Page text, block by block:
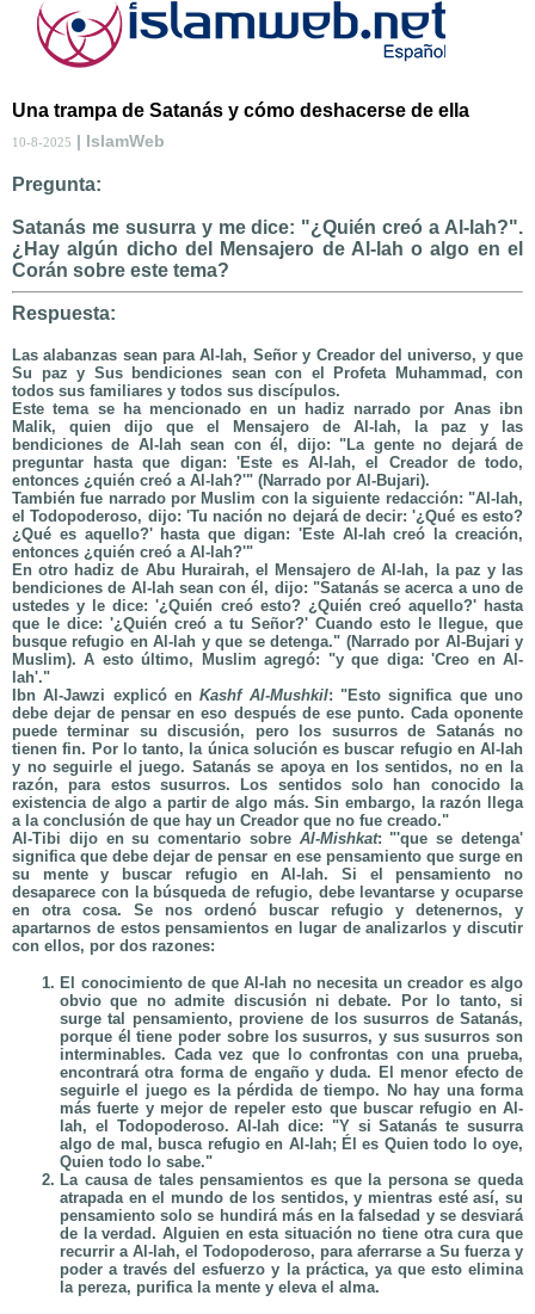
Una trampa de Satanás y cómo deshacerse de ella
10-8-2025 | IslamWeb
Pregunta:
Satanás me susurra y me dice: "¿Quién creó a Al-lah?".
¿Hay algún dicho del Mensajero de Al-lah o algo en el
Corán sobre este tema?
Respuesta:
Las alabanzas sean para Al-lah, Señor y Creador del universo, y que
Su paz y Sus bendiciones sean con el Profeta Muhammad, con
todos sus familiares y todos sus discípulos.
Este tema se ha mencionado en un hadiz narrado por Anas ibn
Malik, quien dijo que el Mensajero de Al-lah, la paz y las
bendiciones de Al-lah sean con él, dijo: "La gente no dejará de
preguntar hasta que digan: 'Este es Al-lah, el Creador de todo,
entonces ¿quién creó a Al-lah?'" (Narrado por Al-Bujari).
También fue narrado por Muslim con la siguiente redacción: "Al-lah,
el Todopoderoso, dijo: 'Tu nación no dejará de decir: '¿Qué es esto?
¿Qué es aquello?' hasta que digan: 'Este Al-lah creó la creación,
entonces ¿quién creó a Al-lah?'"
En otro hadiz de Abu Hurairah, el Mensajero de Al-lah, la paz y las
bendiciones de Al-lah sean con él, dijo: "Satanás se acerca a uno de
ustedes y le dice: '¿Quién creó esto? ¿Quién creó aquello?' hasta
que le dice: '¿Quién creó a tu Señor?' Cuando esto le llegue, que
busque refugio en Al-lah y que se detenga." (Narrado por Al-Bujari y
Muslim). A esto último, Muslim agregó: "y que diga: 'Creo en Al-
lah'."
Ibn Al-Jawzi explicó enKashf Al-Mushkil: "Esto significa que uno
debe dejar de pensar en eso después de ese punto. Cada oponente
puede terminar su discusión, pero los susurros de Satanás no
tienen fin. Por lo tanto, la única solución es buscar refugio en Al-lah
y no seguirle el juego. Satanás se apoya en los sentidos, no en la
razón, para estos susurros. Los sentidos solo han conocido la
existencia de algo a partir de algo más. Sin embargo, la razón llega
a la conclusión de que hay un Creador que no fue creado."
Al-Tibi dijo en su comentario sobre Al-Mishkat: "'que se detenga'
significa que debe dejar de pensar en ese pensamiento que surge en
su mente y buscar refugio en Al-lah. Si el pensamiento no
desaparece con la búsqueda de refugio, debe levantarse y ocuparse
en otra cosa. Se nos ordenó buscar refugio y detenernos, y
apartarnos de estos pensamientos en lugar de analizarlos y discutir
con ellos, por dos razones:
El conocimiento de que Al-lah no necesita un creador es algo
obvio que no admite discusión ni debate. Por lo tanto, si
surge tal pensamiento, proviene de los susurros de Satanás,
porque él tiene poder sobre los susurros, y sus susurros son
interminables. Cada vez que lo confrontas con una prueba,
encontrará otra forma de engaño y duda. El menor efecto de
seguirle el juego es la pérdida de tiempo. No hay una forma
más fuerte y mejor de repeler esto que buscar refugio en Al-
lah, el Todopoderoso. Al-lah dice: "Y si Satanás te susurra
algo de mal, busca refugio en Al-lah; Él es Quien todo lo oye,
Quien todo lo sabe."
La causa de tales pensamientos es que la persona se queda
atrapada en el mundo de los sentidos, y mientras esté así, su
pensamiento solo se hundirá más en la falsedad y se desviará
de la verdad. Alguien en esta situación no tiene otra cura que
recurrir a Al-lah, el Todopoderoso, para aferrarse a Su fuerza y
poder a través del esfuerzo y la práctica, ya que esto elimina
la pereza, purifica la mente y eleva el alma.